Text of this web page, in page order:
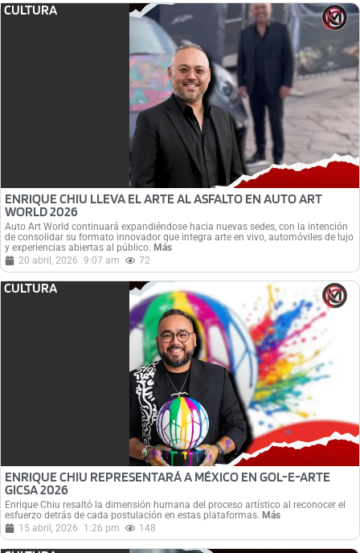
CULTURA
ENRIQUE CHIU LLEVA EL ARTE AL ASFALTO EN AUTO ART
WORLD 2026
Auto Art World continuará expandiéndose hacia nuevas sedes, con la intención
de consolidar su formato innovador que integra arte en vivo, automóviles de lujo
y experiencias abiertas al público. Más
20 abril, 2026 9:07 am 72
CULTURA
ENRIQUE CHIU REPRESENTARÁ A MÉXICO EN GOL-E-ARTE
GICSA 2026
Enrique Chiu resaltó la dimensión humana del proceso artístico al reconocer el
esfuerzo detrás de cada postulación en estas plataformas. Más
15 abril, 2026
1:26 pm 148